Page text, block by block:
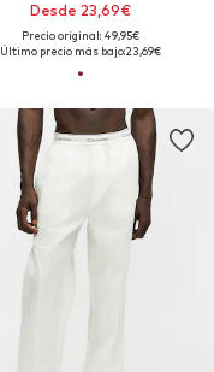
Desde 23,69€
Precio original: 49,95€
Último precio más bajo:23,69€